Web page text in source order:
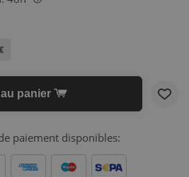
panier
paiement disponibles: